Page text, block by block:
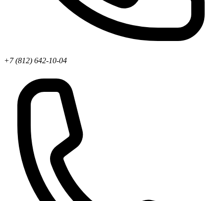
+7 (812) 642-10-04